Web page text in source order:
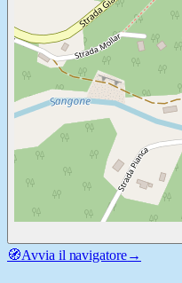
🧭Avvia il navigatore→